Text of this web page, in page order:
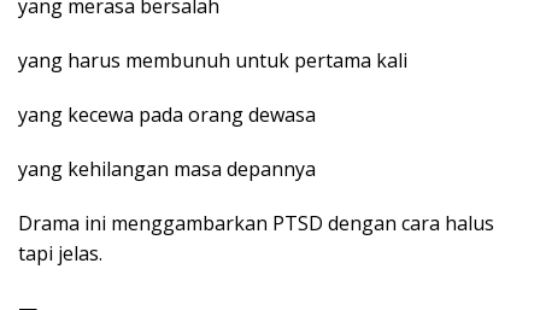
yang merasa bersalah
yang harus membunuh untuk pertama kali
yang kecewa pada orang dewasa
yang kehilangan masa depannya
Drama ini menggambarkan PTSD dengan cara halus
tapi jelas.